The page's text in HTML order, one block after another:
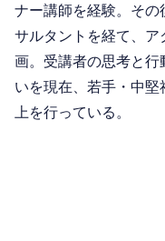
ナー講師を経験。その
サルタントを経て、ア
画。受講者の思考と
いを現在、若手・中
上を行っている。